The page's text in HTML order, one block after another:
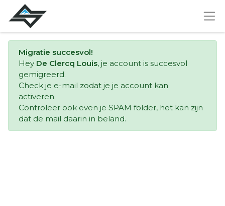
Migratie succesvol!
Hey De Clercq Louis, je account is succesvol
gemigreerd.
Check je e-mail zodat je je account kan
activeren.
Controleer ook even je SPAM folder, het kan zijn
dat de mail daarin in beland.